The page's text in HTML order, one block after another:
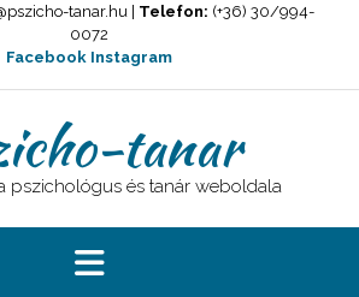
tanar.hu | Telefon: (+36) 30/994-
0072
Facebook Instagram
tanar
pszichológus és tanár weboldala